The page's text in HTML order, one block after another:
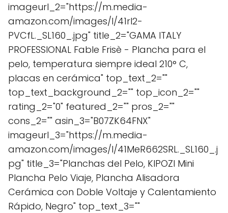
imageurl_2="https://m.media-
amazon.com/images/I/41rI2-
PVCfL._SL160_.jpg" title_2="GAMA ITALY
PROFESSIONAL Fable Frisè - Plancha para el
pelo, temperatura siempre ideal 210° C,
placas en cerámica" top_text_2=""
top_text_background_2="" top_icon_2=""
rating_2="0" featured_2="" pros_2=""
cons_2="" asin_3="B07ZK64FNX"
imageurl_3="https://m.media-
amazon.com/images/I/41MeR662SRL._SL160_.j
pg" title_3="Planchas del Pelo, KIPOZI Mini
Plancha Pelo Viaje, Plancha Alisadora
Cerámica con Doble Voltaje y Calentamiento
Rápido, Negro" top_text_3=""